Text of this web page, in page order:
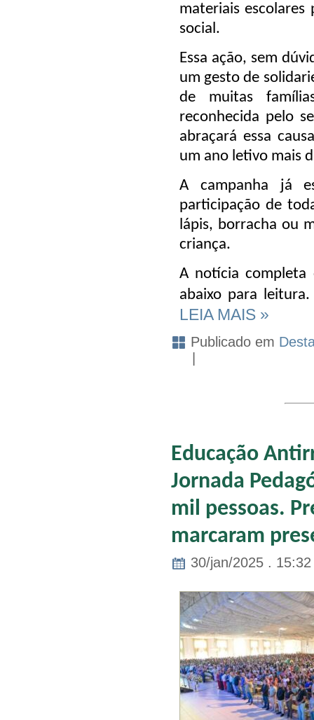
materiais escolares
social .
Essa ação, sem
um gesto de
de muitas
reconhecida pelo
abraçará essa causa
um ano letivo mais
A campanha já
participação de
lápis, borracha ou
criança.
A notícia
abaixo para
LEIA MAIS »
Publicado em
Educação
Jornada
mil pessoas.
marcaram
30/jan/2025 . 15:32